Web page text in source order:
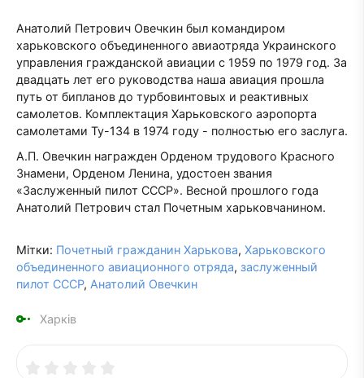
Анатолий Петрович Овечкин был командиром
харьковского объединенного авиаотряда Украинского
управления гражданской авиации с 1959 по 1979 год. За
двадцать лет его руководства наша авиация прошла
путь от бипланов до турбовинтовых и реактивных
самолетов. Комплектация Харьковского аэропорта
самолетами Ту-134 в 1974 году - полностью его заслуга.
А.П. Овечкин награжден Орденом трудового Красного
Знамени, Орденом Ленина, удостоен звания
«Заслуженный пилот СССР». Весной прошлого года
Анатолий Петрович стал Почетным харьковчанином.
Мітки: Почетный гражданин Харькова, Харьковского
объединенного авиационного отряда, заслуженный
пилот СССР, Анатолий Овечкин
Харків